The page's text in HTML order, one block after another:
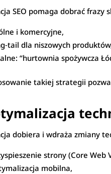
SEO pomaga dobrać frazy
i komercyjne,
dla niszowych
“hurtownia spożywcza
takiej strategii
dobiera i wdraża zmiany
strony (Core Web
mobilna,